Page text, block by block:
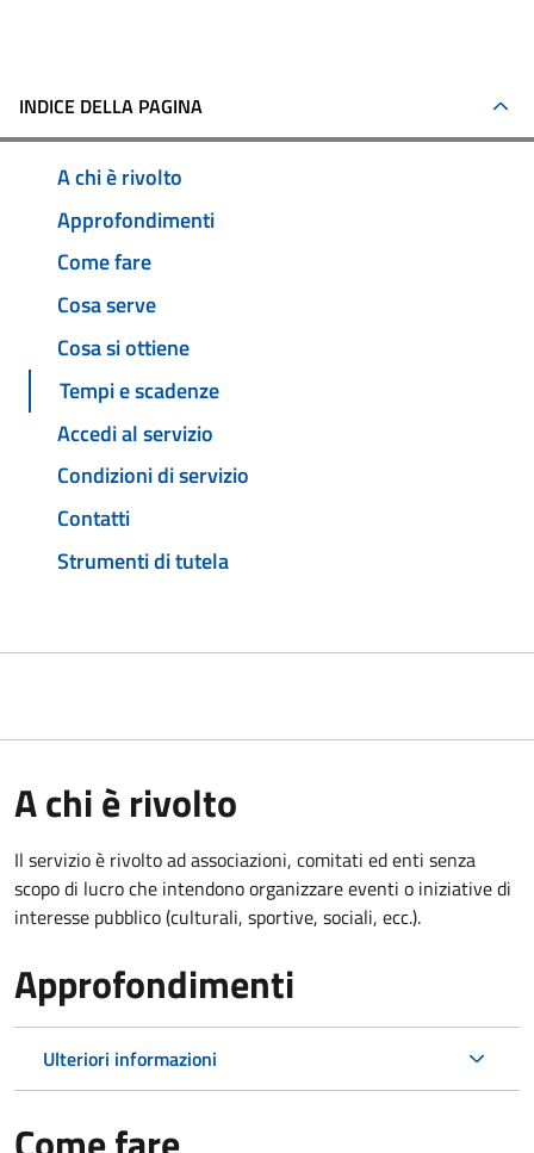
INDICE DELLA PAGINA
A chi è rivolto
Approfondimenti
Come fare
Cosa serve
Cosa si ottiene
Tempi e scadenze
Accedi al servizio
Condizioni di servizio
Contatti
Strumenti di tutela
A chi è rivolto
Il servizio è rivolto ad associazioni, comitati ed enti senza
scopo di lucro che intendono organizzare eventi o iniziative di
interesse pubblico (culturali, sportive, sociali, ecc.).
Approfondimenti
Ulteriori informazioni